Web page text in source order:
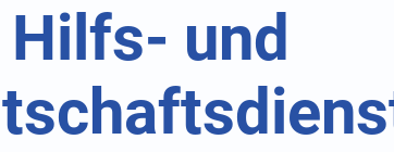
Hilfs- und